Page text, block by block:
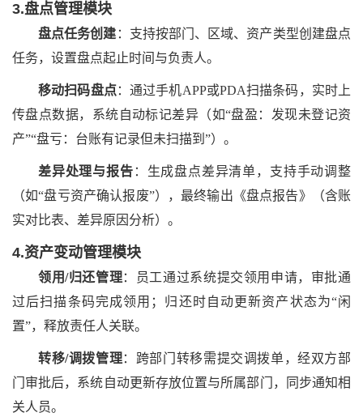
3.盘点管理模块
盘点任务创建 ：支持按部门、区域、资产类型创建盘点
任务，设置盘点起止时间与负责人。
移动扫码盘点：通过手机APP或PDA扫描条码，实时上
传盘点数据，系统自动标记差异（如“盘盈：发现未登记资
产”“盘亏：台账有记录但未扫描到”）。
差异处理与报告 ：生成盘点差异清单，支持手动调整
（如“盘亏资产确认报废”），最终输出《盘点报告》（含账
实对比表、差异原因分析）。
4.资产变动管理模块
领用/归还管理：员工通过系统提交领用申请，审批通
过后扫描条码完成领用；归还时自动更新资产状态为“闲
置”，释放责任人关联。
转移/调拨管理：跨部门转移需提交调拨单，经双方部
门审批后，系统自动更新存放位置与所属部门，同步通知相
关人员。